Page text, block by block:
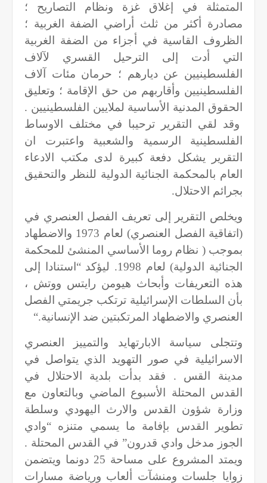
المتمثلة في إغلاق غزة ونظام التصاريح ؛
مصادرة أكثر من ثلث أراضي الضفة الغربية ؛
الظروف القاسية في أجزاء من الضفة الغربية
التي أدت إلى الترحيل القسري لآلاف
الفلسطينيين عن ديارهم ؛ حرمان مئات آلاف
الفلسطينيين وأقاربهم من حق الإقامة ؛ وتعليق
الحقوق المدنية الأساسية لملايين الفلسطينيين .
وقد لقي التقرير ترحيبا في مختلف الاوساط
الفلسطينية الرسمية والشعبية واعتبرت ان
التقرير يشكل دفعة كبيرة لدى مكتب الادعاء
العام بالمحكمة الجنائية الدولية للنظر والتحقيق
بجرائم الاحتلال.
ويخلص التقرير إلى تعريف الفصل العنصري في
(اتفاقية الفصل العنصري) لعام 1973 والاضطهاد
بموجب ( نظام روما الأساسي المنشئ للمحكمة
الجنائية الدولية) لعام 1998. ليؤكد “استنادا إلى
هذه التعريفات وأبحاث هيومن رايتس ووتش ،
بأن السلطات الإسرائيلية ترتكب جريمتي الفصل
العنصري والاضطهاد المرتكبتين ضد الإنسانية“.
وتتجلى سياسة الابارتهايد والتمييز العنصري
الاسرائيلية في صور التهويد الذي يتواصل في
مدينة القس . فقد بدأت بلدية الاحتلال في
القدس المحتلة الأسبوع الماضي وبالتعاون مع
وزارة شؤون القدس والارث اليهودي وسلطة
تطوير القدس بإفامة ما يسمي متنزه “وادي
الجوز مدخل وادي قدرون” في القدس المحتلة .
ويمتد المشروع على مساحة 25 دونما ويتضمن
زوايا جلسات ومنشآت ألعاب ورياضة مسارات